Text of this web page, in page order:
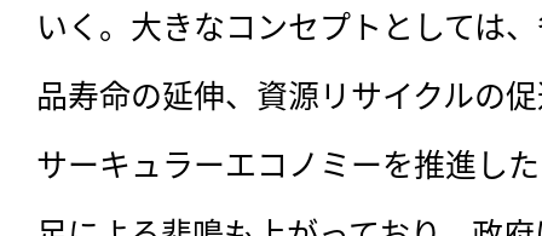
いく。大きなコンセプトとしては
品寿命の延伸、資源リサイクルの
サーキュラーエコノミーを推進し